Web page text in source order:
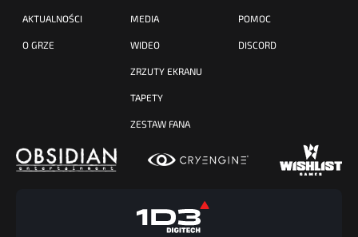
AKTUALNOŚCI
O GRZE
MEDIA
WIDEO
ZRZUTY EKRANU
TAPETY
ZESTAW FANA
POMOC
DISCORD